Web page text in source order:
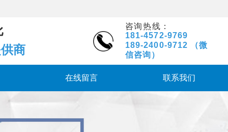
商
咨询热线：
181-4572-9769
189-2400-9712
（微
信咨询）
在线留言 联系我们